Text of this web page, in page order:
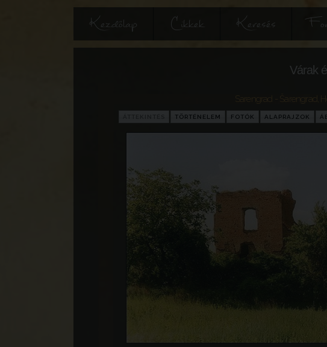
Kezdőlap Cikkek Keresés
Várak
Sarengrad - Šarengrad
TÖRTÉNELEM FOTÓK ALAPRAJZOK